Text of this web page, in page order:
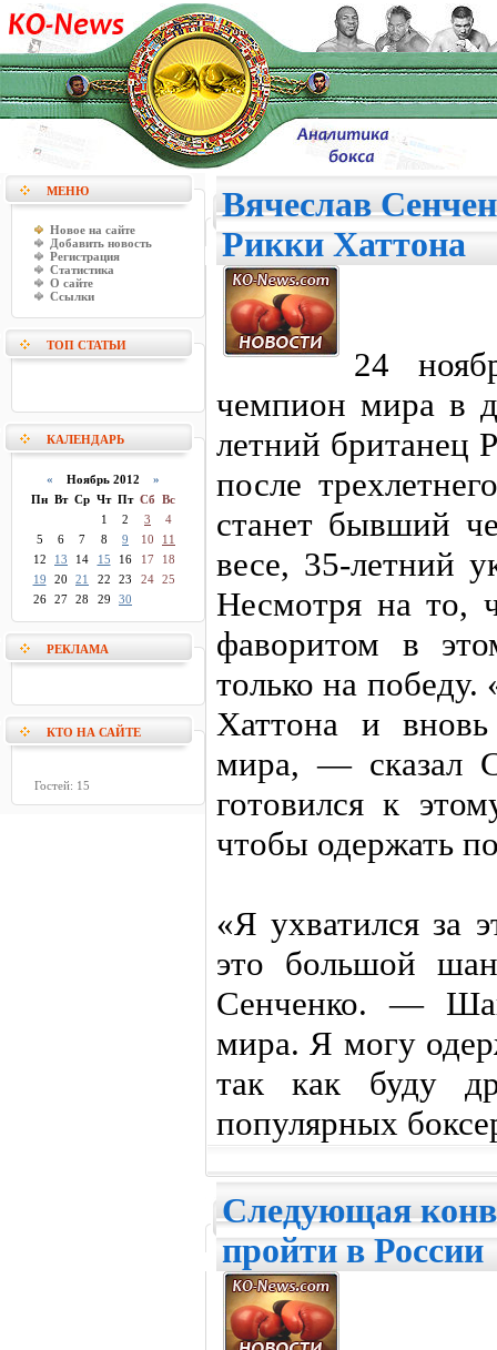
МЕНЮ
Новое на сайте
Добавить новость
Регистрация
Статистика
О сайте
Ссылки
ТОП СТАТЬИ
КАЛЕНДАРЬ
« Ноябрь 2012 »
Пн Вт Ср Чт Пт Сб Вс
1
2 3
4
5
6 7 8 9 10
11
12
13 14 15 16 17
18
19
20 21 22 23 24 25
26
27 28 29 30
РЕКЛАМА
КТО НА САЙТЕ
Гостей: 15
Вячеслав
Рикки Хаттона
24
чемпион мира в
летний британец
после
станет бывший
весе, 35-летний
Несмотря на то,
фаворитом в
только на
Хаттона и вновь
мира, — сказал
готовился к
чтобы одержать
«Я ухватился за
это большой
Сенченко. —
мира. Я могу
так как буду
популярных
Следующая
пройти в России